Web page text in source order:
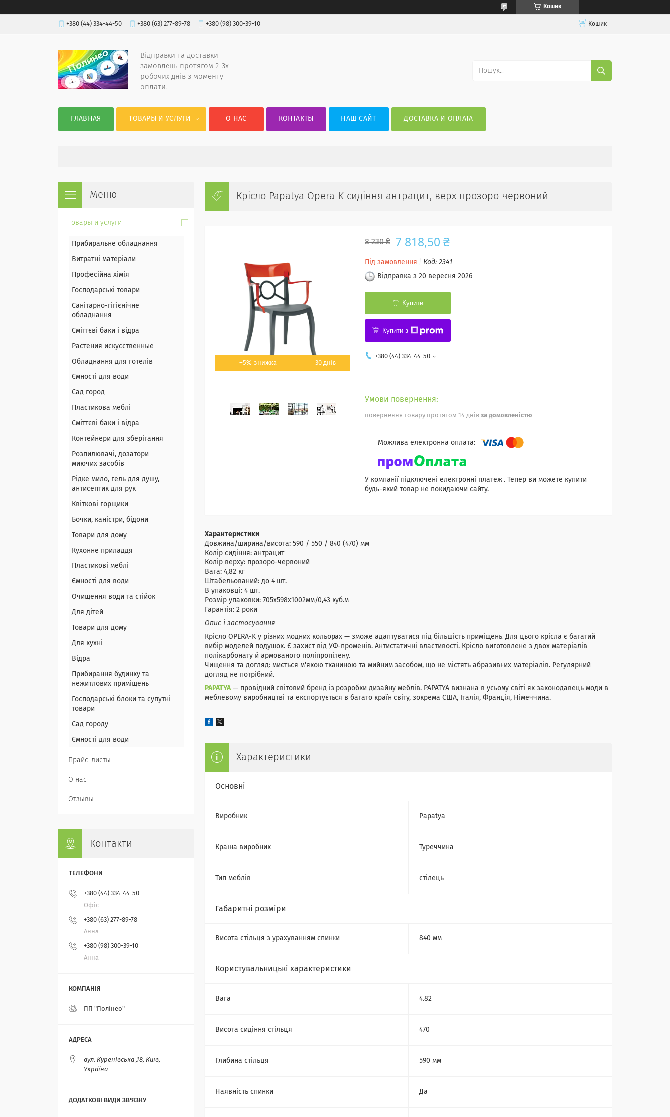
Кошик
+380 (44) 334-44-50 +380 (63) 277-89-78 +380 (98) 300-39-10 Кошик
Відправки та доставки
замовлень протягом 2-3х
робочих днів з моменту
оплати.
ГЛАВНАЯ ТОВАРЫ И УСЛУГИ О НАС КОНТАКТЫ НАШ САЙТ ДОСТАВКА И ОПЛАТА
Крісло Papatya Opera-K сидіння антрацит, верх прозоро-червоний
–5% 30 днів
8 230 ₴ 7 818,50 ₴
Під замовлення Код: 2341
Відправка з 20 вересня 2026
Купити
Купити з
+380 (44) 334-44-50
повернення товару протягом 14 днів за домовленістю
У компанії підключені електронні платежі. Тепер ви можете купити
будь-який товар не покидаючи сайту.
Характеристики
Довжина/ширина/висота: 590 / 550 / 840 (470) мм
Колір сидіння: антрацит
Колір верху: прозоро-червоний
Вага: 4,82 кг
Штабельований: до 4 шт.
В упаковці: 4 шт.
Розмір упаковки: 705х598х1002мм/0,43 куб.м
Гарантія: 2 роки
Опис і застосування
Крісло OPERA-K у різних модних кольорах — зможе адаптуватися під більшість приміщень. Для цього крісла є багатий
вибір моделей подушок. Є захист від УФ-променів. Антистатичні властивості. Крісло виготовлене з двох матеріалів
полікарбонату й армованого поліпропілену.
Чищення та догляд: миється м'якою тканиною та мийним засобом, що не містять абразивних матеріалів. Регулярний
догляд не потрібний.
PAPATYA— провідний світовий бренд із розробки дизайну меблів. PAPATYA визнана в усьому світі як законодавець моди в
меблевому виробництві та експортується в багато країн світу, зокрема США, Італія, Франція, Німеччина.
Характеристики
Основні
Виробник Papatya
Країна виробник Туреччина
Тип меблів стілець
Габаритні розміри
Висота стільця з урахуванням спинки 840 мм
Користувальницькі характеристики
Вага 4.82
Висота сидіння стільця 470
Глибина стільця 590 мм
Наявність спинки Да
Товары и услуги
Прибиральне обладнання
Витратні матеріали
Професійна хімія
Господарські товари
Санітарно-гігієнічне
обладнання
Сміттєві баки і відра
Растения искусственные
Обладнання для готелів
Ємності для води
Сад город
Пластикова меблі
Сміттєві баки і відра
Контейнери для зберігання
Розпилювачі, дозатори
миючих засобів
Рідке мило, гель для душу,
антисептик для рук
Квіткові горщики
Бочки, каністри, бідони
Товари для дому
Кухонне приладдя
Пластикові меблі
Ємності для води
Очищення води та стійок
Для дітей
Товари для дому
Для кухні
Відра
Прибирання будинку та
нежитлових приміщень
Господарські блоки та супутні
товари
Сад городу
Ємності для води
Прайс-листы
О нас
Отзывы
Контакти
+380 (44) 334-44-50
Офіс
+380 (63) 277-89-78
Анна
+380 (98) 300-39-10
Анна
ПП "Полінео"
вул. Куренівська ,18, Київ,
Україна